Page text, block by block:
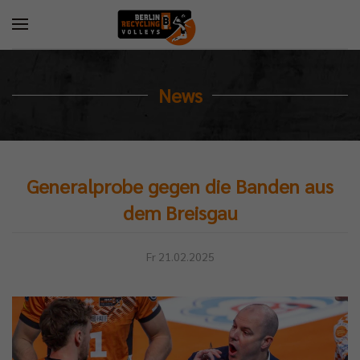
News
Generalprobe gegen die Banden aus
dem Breisgau
Fr 21.02.2025